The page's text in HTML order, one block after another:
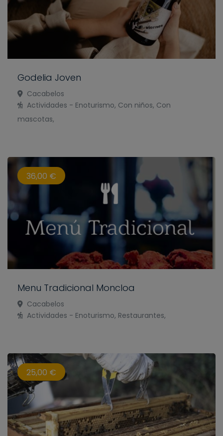
Godelia Joven
Cacabelos
Actividades - Enoturismo, Con niños, Con
mascotas,
36,00 €
Menu Tradicional Moncloa
Cacabelos
Actividades - Enoturismo, Restaurantes,
25,00 €